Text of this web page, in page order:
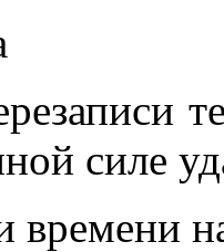
силе
времени